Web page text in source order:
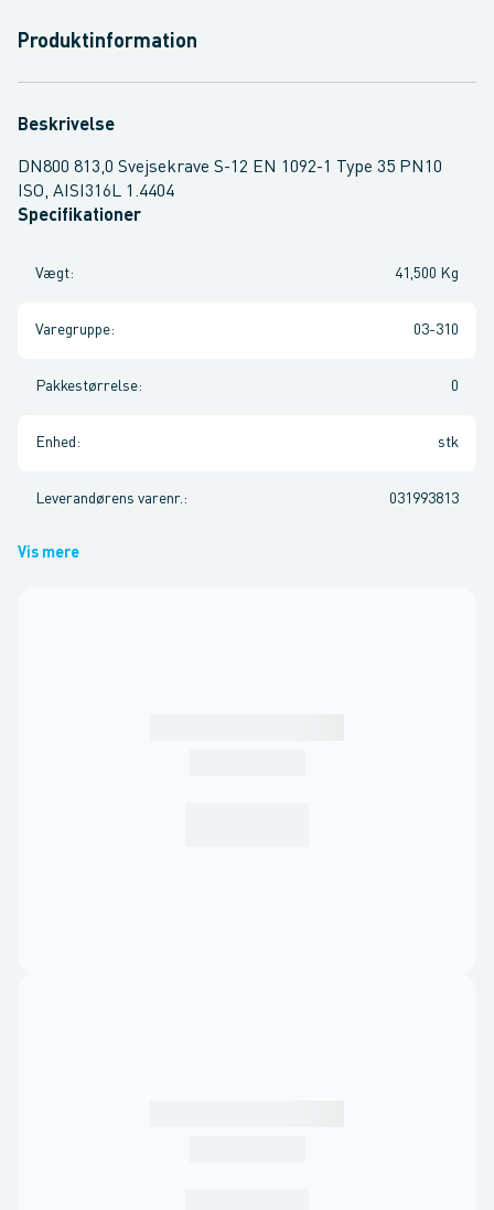
Produktinformation
Beskrivelse
DN800 813,0 Svejsekrave S-12 EN 1092-1 Type 35 PN10
ISO, AISI316L 1.4404
Specifikationer
Vægt: 41,500 Kg
Varegruppe: 03-310
Pakkestørrelse: 0
Enhed : stk
Leverandørens varenr. : 031993813
Vis mere